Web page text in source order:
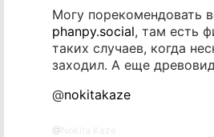
Могу порекомендовать
phanpy.social, там есть
таких случаев, когда
заходил. А еще
@nokitakaze
@